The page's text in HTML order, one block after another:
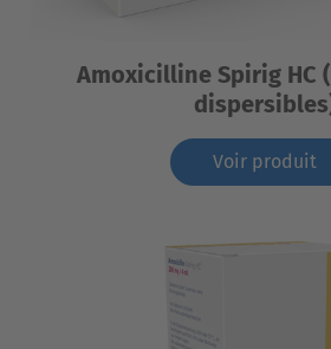
Amoxicilline Spirig HC
Voir produit